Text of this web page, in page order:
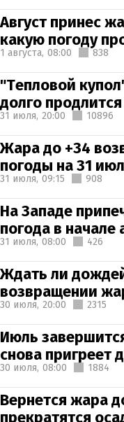
Август принес
какую погоду
1 августа, 08:00 838
"Тепловой
долго
31 июля, 20:00 10896
Жара до +34
погоды на 31
31 июля, 09:15 908
На Западе
погода в начале
31 июля, 08:00 426
Ждать ли
возвращении
30 июля, 20:00 2315
Июль
снова пригреет
30 июля, 08:00 1884
Вернется жара
прекратятся